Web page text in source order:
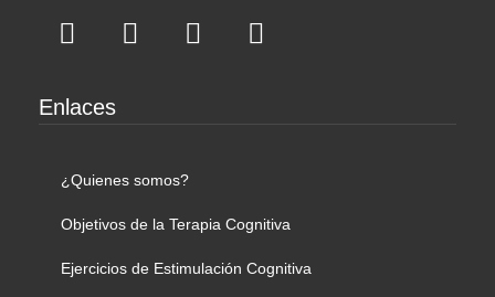
Enlaces
¿Quienes somos?
Objetivos de la Terapia Cognitiva
Ejercicios de Estimulación Cognitiva